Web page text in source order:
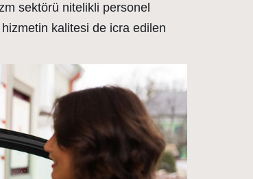
sektörü nitelikli personel
kalitesi de icra edilen